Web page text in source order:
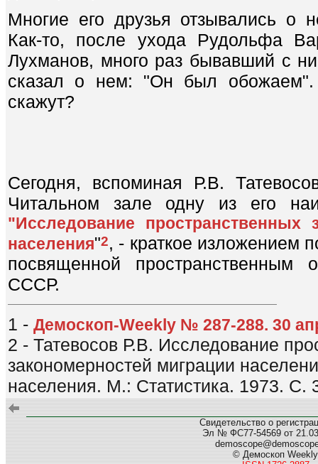
Многие его друзья отзывались о
Как-то, после ухода Рудольфа
Лухманов, много раз бывавший с
сказал о нем: "Он был
скажут?
Сегодня, вспоминая Р.В.
Читальном зале одну из его
"Исследование пространственных
населения"2, - краткое изложением
посвященной пространственным
СССР.
1 - Демоскоп-Weekly № 287-288. 30
2 - Татевосов Р.В. Исследование
закономерностей миграции
населения. М.: Статистика. 1973. С.
Свидетельство о
Эл № ФС77-54569 от
© Демоскоп Weekly